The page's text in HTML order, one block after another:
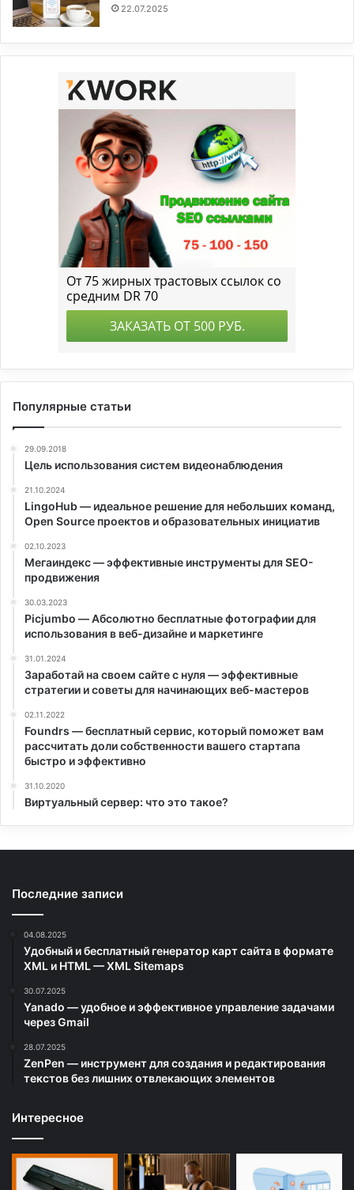
22.07.2025
Популярные статьи
29.09.2018
Цель использования систем видеонаблюдения
21.10.2024
LingoHub — идеальное решение для небольших команд,
Open Source проектов и образовательных инициатив
02.10.2023
Мегаиндекс — эффективные инструменты для SEO-
продвижения
30.03.2023
Picjumbo — Абсолютно бесплатные фотографии для
использования в веб-дизайне и маркетинге
31.01.2024
Заработай на своем сайте с нуля — эффективные
стратегии и советы для начинающих веб-мастеров
02.11.2022
Foundrs — бесплатный сервис, который поможет вам
рассчитать доли собственности вашего стартапа
быстро и эффективно
31.10.2020
Виртуальный сервер: что это такое?
Последние записи
04.08.2025
Удобный и бесплатный генератор карт сайта в формате
XML и HTML — XML Sitemaps
30.07.2025
Yanado — удобное и эффективное управление задачами
через Gmail
28.07.2025
ZenPen — инструмент для создания и редактирования
текстов без лишних отвлекающих элементов
Интересное